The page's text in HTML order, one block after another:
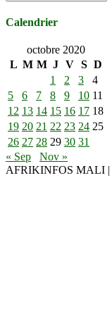
Calendrier
octobre 2020
L M M J V S D
1
2 3
4
5
6 7 8 9 10 11
12 13 14 15 16 17 18
19 20 21 22 23 24 25
26 27 28 29 30 31
« Sep
Nov »
AFRIKINFOS MALI |